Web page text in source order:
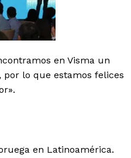
en Visma un
por lo que estamos felices
en Latinoamérica.